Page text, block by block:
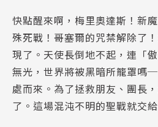
快點醒來啊，梅里奧達斯！新
殊死戰！哥塞爾的咒禁解除了
現了。天使長倒地不起，連「
無光，世界將被黑暗所籠罩嗎
處而來。為了拯救朋友、團長
了。這場混沌不明的聖戰就交